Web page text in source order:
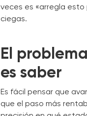
veces es «arregla esto
ciegas.
El
es saber
Es fácil pensar que
que el paso más